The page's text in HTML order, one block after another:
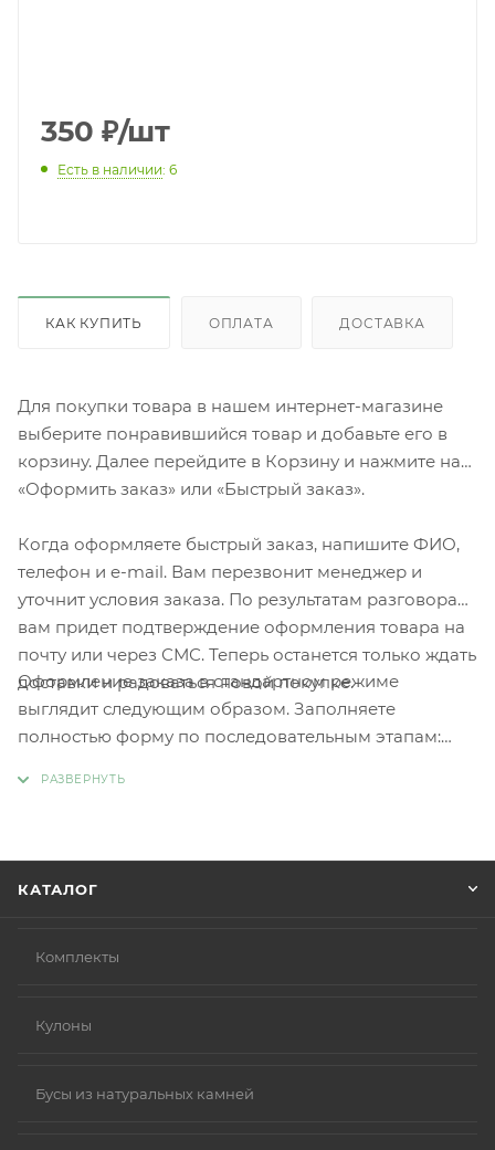
350 ₽/шт
Есть в наличии: 6
КАК КУПИТЬ ОПЛАТА ДОСТАВКА
Для покупки товара в нашем интернет-магазине
выберите понравившийся товар и добавьте его в
корзину. Далее перейдите в Корзину и нажмите на
«Оформить заказ» или «Быстрый заказ».
Когда оформляете быстрый заказ, напишите ФИО,
телефон и e-mail. Вам перезвонит менеджер и
уточнит условия заказа. По результатам разговора
вам придет подтверждение оформления товара на
почту или через СМС. Теперь останется только ждать
доставки и радоваться новой покупке.
Оформление заказа в стандартном режиме
выглядит следующим образом. Заполняете
полностью форму по последовательным этапам:
КАТАЛОГ
Комплекты
Кулоны
Бусы из натуральных камней